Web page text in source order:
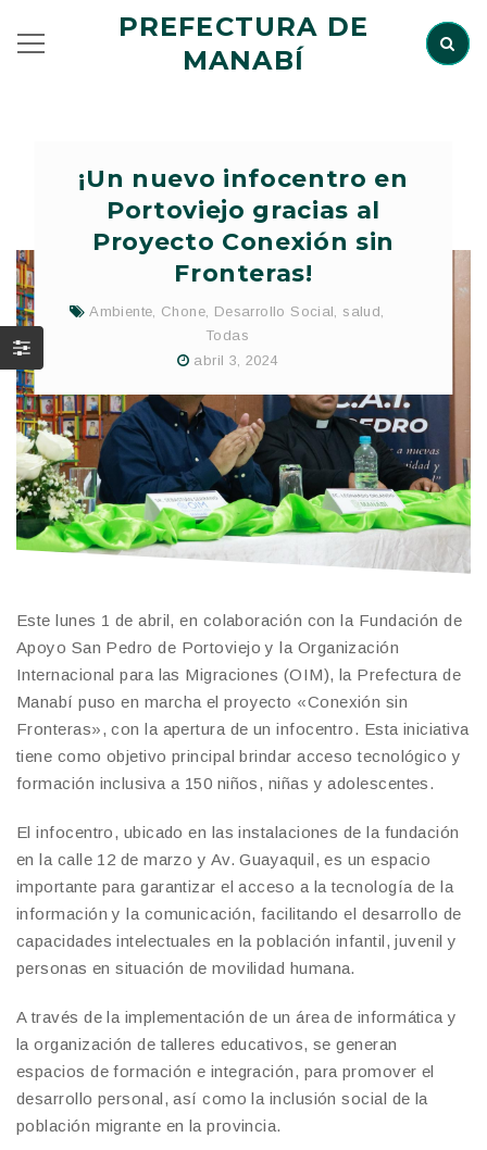
PREFECTURA DE
MANABÍ
¡Un nuevo infocentro en
Portoviejo gracias al
Proyecto Conexión sin
Fronteras!
Ambiente, Chone, Desarrollo Social, salud,
Todas
abril 3, 2024
Este lunes 1 de abril, en colaboración con la Fundación de
Apoyo San Pedro de Portoviejo y la Organización
Internacional para las Migraciones (OIM), la Prefectura de
Manabí puso en marcha el proyecto «Conexión sin
Fronteras», con la apertura de un infocentro. Esta iniciativa
tiene como objetivo principal brindar acceso tecnológico y
formación inclusiva a 150 niños, niñas y adolescentes.
El infocentro, ubicado en las instalaciones de la fundación
en la calle 12 de marzo y Av. Guayaquil, es un espacio
importante para garantizar el acceso a la tecnología de la
información y la comunicación, facilitando el desarrollo de
capacidades intelectuales en la población infantil, juvenil y
personas en situación de movilidad humana.
A través de la implementación de un área de informática y
la organización de talleres educativos, se generan
espacios de formación e integración, para promover el
desarrollo personal, así como la inclusión social de la
población migrante en la provincia.